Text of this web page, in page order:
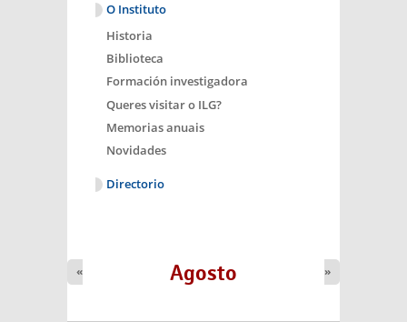
O Instituto
Historia
Biblioteca
Formación investigadora
Queres visitar o ILG?
Memorias anuais
Novidades
Directorio
Agosto
« »